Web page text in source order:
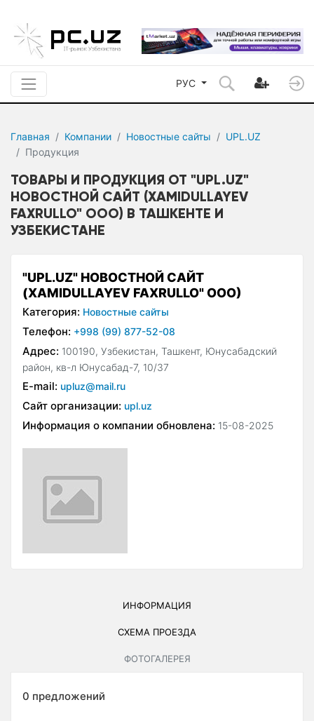
РУС
Главная Компании Новостные сайты
UPL.UZ
Продукция
ТОВАРЫ И ПРОДУКЦИЯ ОТ "UPL.UZ"
НОВОСТНОЙ САЙТ (XAMIDULLAYEV
FAXRULLO" ООО) В ТАШКЕНТЕ И
УЗБЕКИСТАНЕ
"UPL.UZ" НОВОСТНОЙ САЙТ
(XAMIDULLAYEV FAXRULLO" ООО)
Категория: Новостные сайты
Телефон: +998 (99) 877-52-08
Адрес: 100190, Узбекистан, Ташкент, Юнусабадский
район, кв-л Юнусабад-7, 10/37
E-mail: upluz@mail.ru
Сайт организации: upl.uz
Информация о компании обновлена: 15-08-2025
ИНФОРМАЦИЯ
СХЕМА ПРОЕЗДА
ФОТОГАЛЕРЕЯ
0 предложений